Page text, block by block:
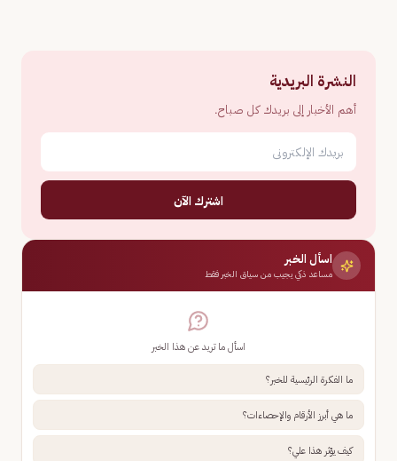
النشرة البريدية
أهم الأخبار إلى بريدك كل صباح.
اشترك الآن
اسأل الخبر
مساعد ذكي يجيب من سياق الخبر فقط
اسأل ما تريد عن هذا الخبر
ما الفكرة الرئيسية للخبر؟
ما هي أبرز الأرقام والإحصاءات؟
كيف يؤثر هذا علي؟